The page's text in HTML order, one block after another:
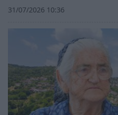
31/07/2026 10:36